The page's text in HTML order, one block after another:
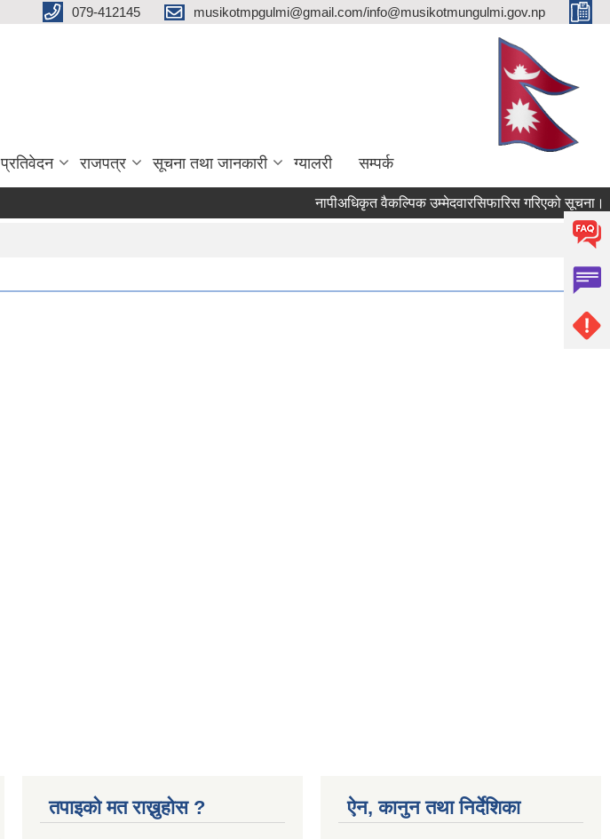
079-412145 musikotmpgulmi@gmail.com/info@musikotmungulmi.gov.np
प्रतिवेदन राजपत्र सूचना तथा जानकारी ग्यालरी सम्पर्क
नापीअधिकृत वैकल्पिक उम्मेदवारसिफारिस गरिएको सूचना।
तपाइको मत राख्नुहोस ? ऐन, कानुन तथा निर्देशिका